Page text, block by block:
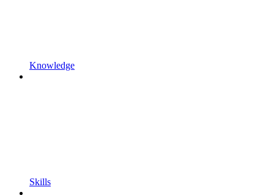
Knowledge
Skills